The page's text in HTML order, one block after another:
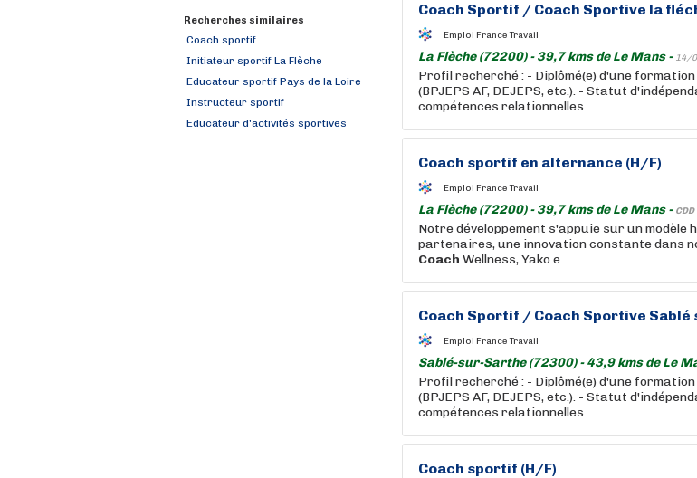
Recherches similaires
Coach sportif
Initiateur sportif La Flèche
Educateur sportif Pays de la Loire
Instructeur sportif
Educateur d'activités sportives
Coach Sportif / Coach Sportive la
Emploi France Travail
La Flèche (72200) - 39,7 kms de Le Mans - 14/
Profil recherché : - Diplômé(e) d'une
(BPJEPS AF, DEJEPS, etc.). - Statut
compétences relationnelles ...
Coach sportif en alternance (H/F)
Emploi France Travail
La Flèche (72200) - 39,7 kms de Le Mans - CDD
Notre développement s'appuie sur un modèle
partenaires, une innovation constante dans
Coach Wellness, Yako e...
Coach Sportif / Coach Sportive Sablé
Emploi France Travail
Sablé-sur-Sarthe (72300) - 43,9 kms de Le
Profil recherché : - Diplômé(e) d'une
(BPJEPS AF, DEJEPS, etc.). - Statut
compétences relationnelles ...
Coach sportif (H/F)